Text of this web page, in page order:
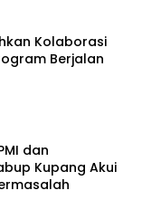
Kolaborasi
Berjalan
dan
Kupang Akui